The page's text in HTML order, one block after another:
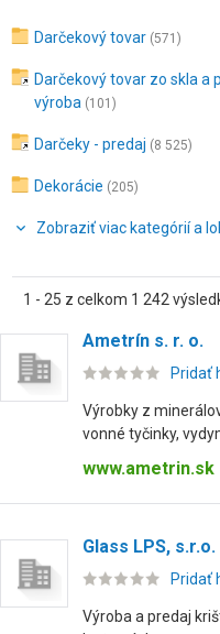
Darčekový tovar (571)
Darčekový tovar zo skla a
výroba (101)
Darčeky - predaj (8 525)
Dekorácie (205)
Zobraziť viac kategórií a
1 - 25 z celkom 1 242
Ametrín s. r. o.
Pridať
Výrobky z
vonné tyčinky,
www.ametrin.sk
Glass LPS, s.r.o.
Pridať
Výroba a predaj